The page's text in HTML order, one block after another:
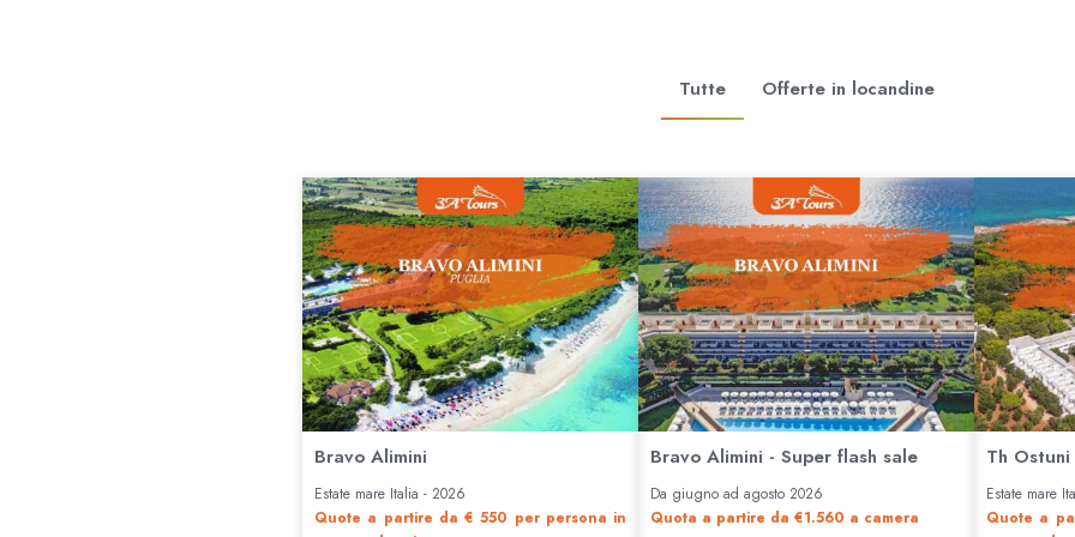
Tutte Offerte in locandine
Bravo Alimini
Estate mare Italia - 2026
Quote a partire da € 550 per persona in
Bravo Alimini - Super flash sale
Da giugno ad agosto 2026
Quota a partire da €1.560 a camera
Th Ostuni
Estate mare
Quote a